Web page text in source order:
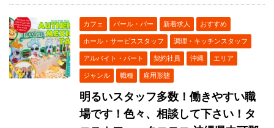
カフェ バール・バー 新着求人 おすすめ
ホール・サービススタッフ 調理・キッチンスタッフ
アルバイト・パート 契約社員 沖縄 エリア
ジャンル 職種 雇用形態
明るいスタッフ多数！働きやすい職
場です！色々、相談して下さい！タ